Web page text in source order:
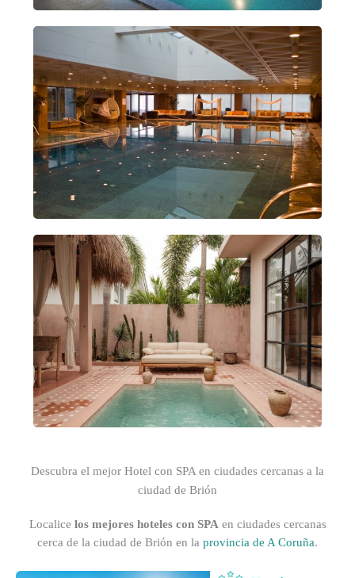
Descubra el mejor Hotel con SPA en ciudades cercanas a la
ciudad de Brión
Localice los mejores hoteles con SPAen ciudades cercanas
cerca de la ciudad de Brión en la provincia de A Coruña.